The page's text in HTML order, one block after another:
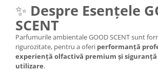
✨ Despre Esențele
SCENT
Parfumurile ambientale GOOD SCENT sunt
rigurozitate, pentru a oferi performanță
experiență olfactivă premium și
utilizare.